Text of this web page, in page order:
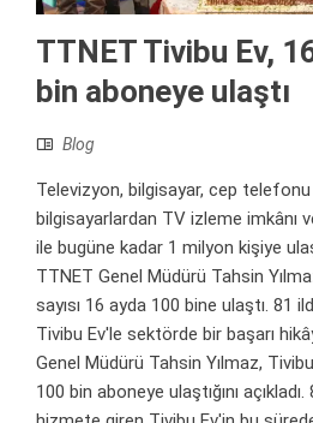
TTNET Tivibu Ev,
bin aboneye ulaştı
Blog
Televizyon, bilgisayar, cep
bilgisayarlardan TV izleme imkânı
ile bugüne kadar 1 milyon kişiye
TTNET Genel Müdürü Tahsin
sayısı 16 ayda 100 bine ulaştı. 81
Tivibu Ev'le sektörde bir başarı
Genel Müdürü Tahsin Yılmaz, Tivibu
100 bin aboneye ulaştığını